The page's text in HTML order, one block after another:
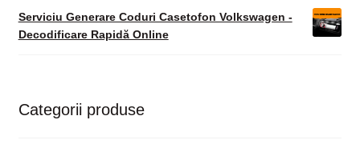
Serviciu Generare Coduri Casetofon Volkswagen -
Decodificare Rapidă Online
Categorii produse